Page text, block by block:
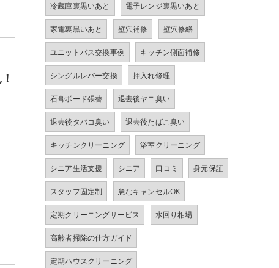
冷蔵庫裏黒いあと 電子レンジ裏黒いあと
家電裏黒いあと 壁穴補修 壁穴修繕
ユニットバス交換事例 キッチン側面補修
シングルレバー交換 押入れ修理
石膏ボード張替 退去後ヤニ臭い
退去後タバコ臭い 退去後たばこ臭い
キッチンクリーニング 浴室クリーニング
シニア生活支援 シニア 口コミ 身元保証
スタッフ固定制 急なキャンセルOK
定期クリーニングサービス 水回り相場
高齢者掃除の仕方ガイド
定期ハウスクリーニング